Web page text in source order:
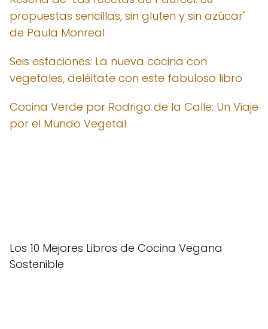
propuestas sencillas, sin gluten y sin azúcar"
de Paula Monreal
Seis estaciones: La nueva cocina con
vegetales, deléitate con este fabuloso libro
Cocina Verde por Rodrigo de la Calle: Un Viaje
por el Mundo Vegetal
Los 10 Mejores Libros de Cocina Vegana
Sostenible